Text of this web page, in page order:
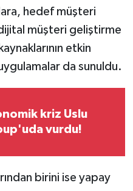
hedef müşteri
müşteri geliştirme
etkin
da sunuldu.
kriz Uslu
vurdu!
birini ise yapay